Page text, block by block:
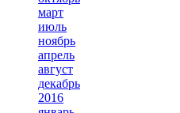
март
июль
ноябрь
апрель
август
декабрь
2016